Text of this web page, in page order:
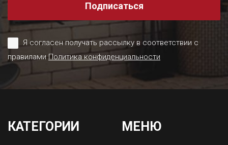
Подписаться
Я согласен получать рассылку в соответствии с
правиламиПолитика конфиденциальности
КАТЕГОРИИ МЕНЮ